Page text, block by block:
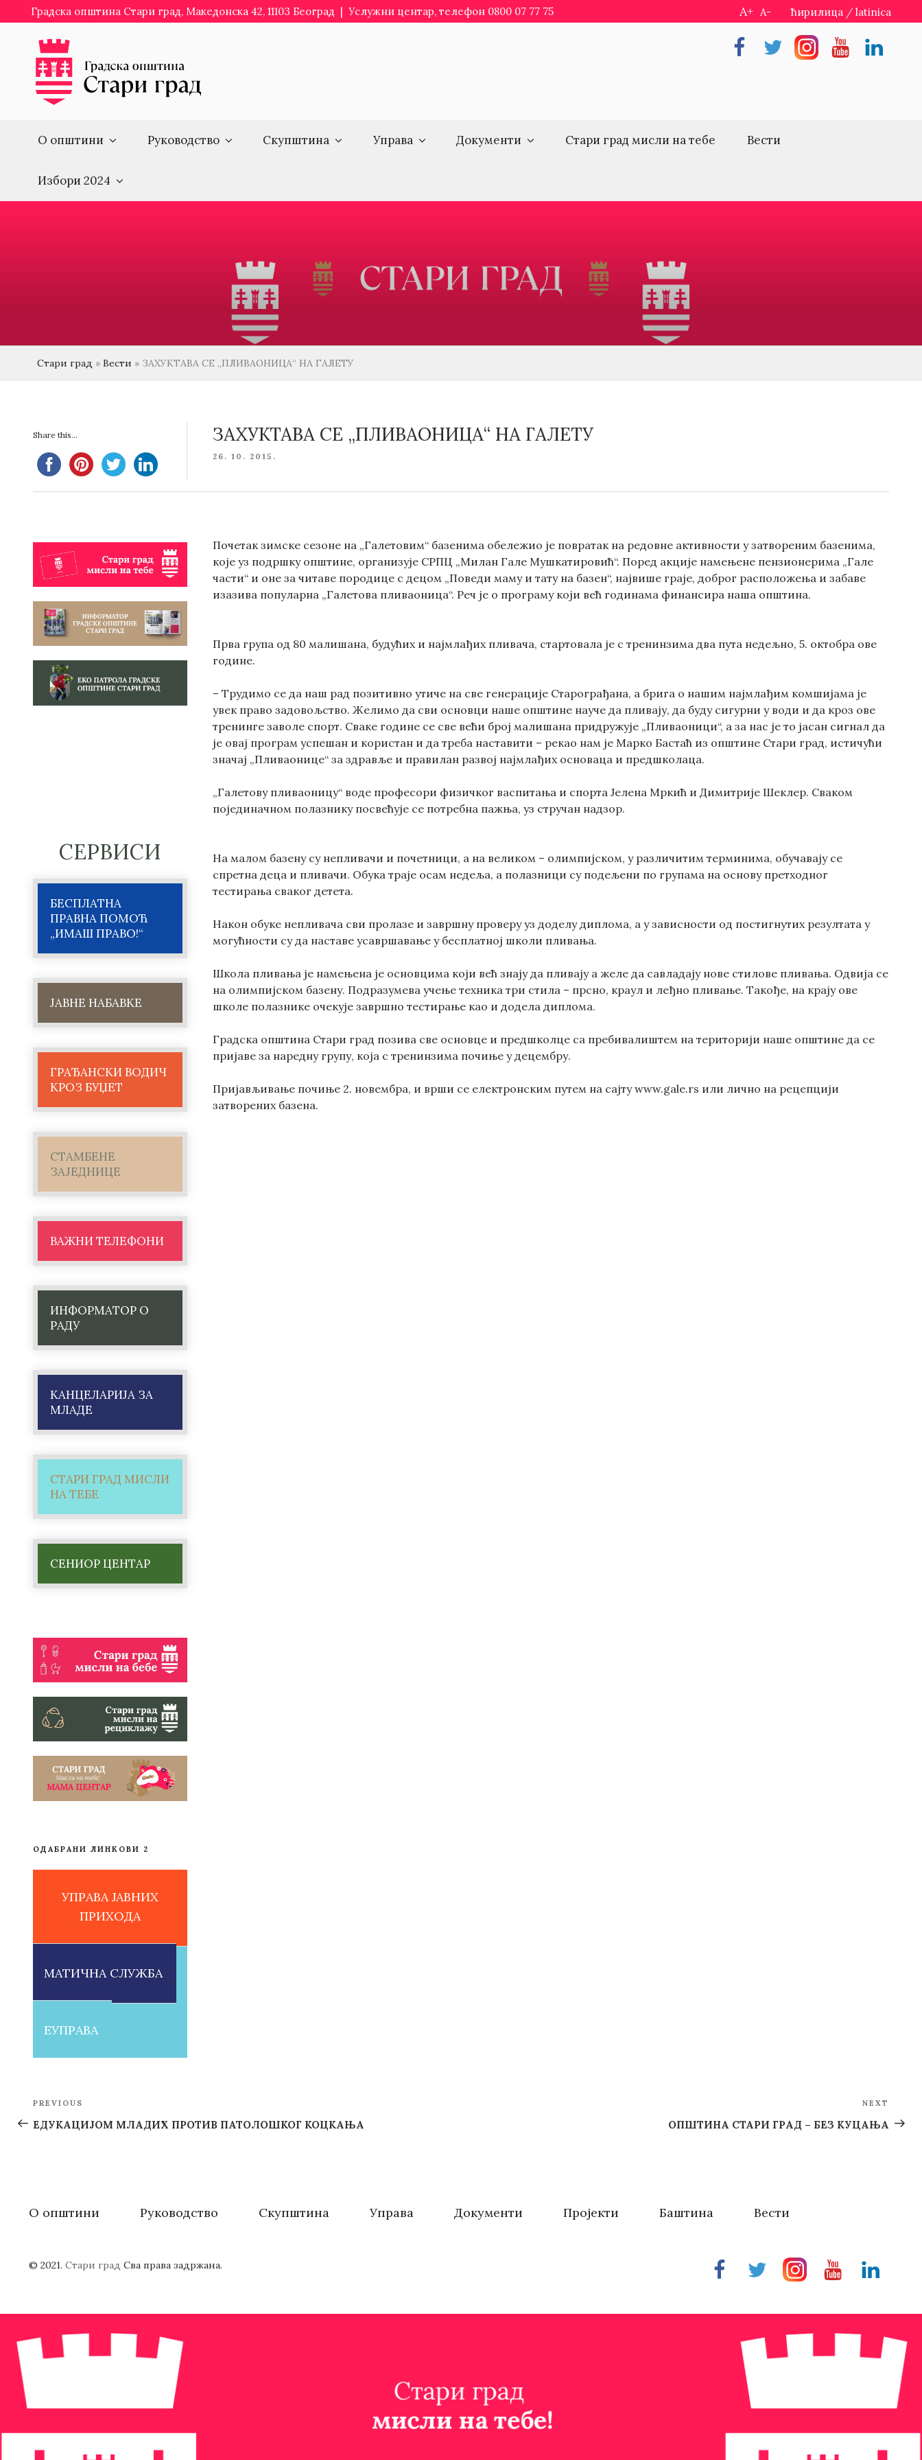
to
content
Градска општина Стари град, Македонска 42, 11103 Београд | Услужни центар, телефон 0800 07 77 75 A+ A- ћирилица / latinica
FacebookTwitterInstragramYoutubeLinkedin
О општини Руководство Скупштина Управа Документи Стари град мисли на тебе Вести
Избори 2024
Стари град » Вести » ЗАХУКТАВА СЕ „ПЛИВАОНИЦА“ НА ГАЛЕТУ
Share this... ЗАХУКТАВА СЕ „ПЛИВАОНИЦА“ НА ГАЛЕТУ
POSTED
26. 10. 2015.
СЕРВИСИ
БЕСПЛАТНА
ПРАВНА ПОМОЋ
„ИМАШ ПРАВО!“
ЈАВНЕ НАБАВКЕ
ГРАЂАНСКИ ВОДИЧ
КРОЗ БУЏЕТ
СТАМБЕНЕ
ЗАЈЕДНИЦЕ
ВАЖНИ ТЕЛЕФОНИ
ИНФОРМАТОР О
РАДУ
КАНЦЕЛАРИЈА ЗА
МЛАДЕ
СТАРИ ГРАД МИСЛИ
НА ТЕБЕ
СЕНИОР ЦЕНТАР
ОДАБРАНИ ЛИНКОВИ 2
УПРАВА ЈАВНИХ
ПРИХОДА
МАТИЧНА СЛУЖБА
ЕУПРАВА
Почетак зимске сезоне на „Галетовим“ базенима обележио је повратак на редовне активности у затвореним базенима,
које уз подршку општине, организује СРПЦ „Милан Гале Мушкатировић“. Поред акције намењене пензионерима „Гале
части“ и оне за читаве породице с децом „Поведи маму и тату на базен“, највише граје, доброг расположења и забаве
изазива популарна „Галетова пливаоница“. Реч је о програму који већ годинама финансира наша општина.
Прва група од 80 малишана, будућих и најмлађих пливача, стартовала је с тренинзима два пута недељно, 5. октобра ове
године.
– Трудимо се да наш рад позитивно утиче на све генерације Старограђана, а брига о нашим најмлађим комшијама је
увек право задовољство. Желимо да сви основци наше општине науче да пливају, да буду сигурни у води и да кроз ове
тренинге заволе спорт. Сваке године се све већи број малишана придружује „Пливаоници“, а за нас је то јасан сигнал да
је овај програм успешан и користан и да треба наставити – рекао нам је Марко Бастаћ из општине Стари град, истичући
значај „Пливаонице“ за здравље и правилан развој најмлађих основаца и предшколаца.
„Галетову пливаоницу“ воде професори физичког васпитања и спорта Јелена Мркић и Димитрије Шеклер. Сваком
појединачном полазнику посвећује се потребнa пажњa, уз стручан надзор.
На малом базену су непливачи и почетници, а на великом – олимпијском, у различитим терминима, обучавају се
спретна деца и пливачи. Обука траје осам недеља, а полазници су подељени по групама на основу претходног
тестирања сваког детета.
Након обуке непливача сви пролазе и завршну проверу уз доделу диплома, а у зависности од постигнутих резултата у
могућности су да наставе усавршавање у бесплатној школи пливања.
Школа пливања је намењена је основцима који већ знају да пливају а желе да савладају нове стилове пливања. Одвија се
на олимпијском базену. Подразумева учење техника три стила – прсно, краул и леђно пливање. Такође, на крају ове
школе полазнике очекује завршно тестирање као и додела диплома.
Градска општина Стари град позива све основце и предшколце са пребивалиштем на територији наше општине да се
пријаве за наредну групу, која с тренинзима почиње у децембру.
Пријављивање почиње 2. новембра, и врши се електронским путем на сајту www.gale.rs или лично на рецепцији
затворених базена.
Post
navigation
Previous
Post
PREVIOUS
ЕДУКАЦИЈОМ МЛАДИХ ПРОТИВ ПАТОЛОШКОГ КОЦКАЊА
Post
NEXT
ОПШТИНА СТАРИ ГРАД – БЕЗ КУЦАЊА
О општини Руководство Скупштина Управа Документи Пројекти Баштина Вести
FacebookTwitterInstragramYoutubeLinkedin
© 2021. Стари град Сва права задржана.